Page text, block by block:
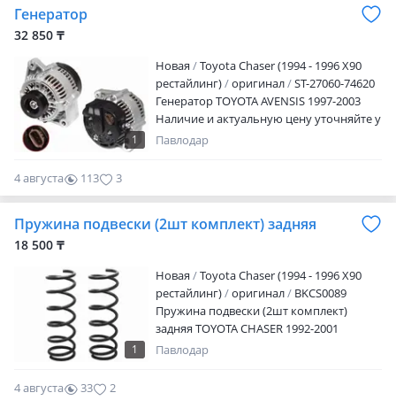
Генератор
32 850 ₸
1
Новая
Toyota Chaser (1994 - 1996 X90
рестайлинг)
оригинал
ST-27060-74620
Генератор TOYOTA AVENSIS 1997-2003
Наличие и актуальную цену уточняйте у
менеджера
Павлодар
4 августа 113 3
Пружина подвески (2шт комплект) задняя
18 500 ₸
1
Новая
Toyota Chaser (1994 - 1996 X90
рестайлинг)
оригинал
BKCS0089
Пружина подвески (2шт комплект)
задняя TOYOTA CHASER 1992-2001
Наличие и актуальную цену уточняйте у
Павлодар
4 августа 33 2